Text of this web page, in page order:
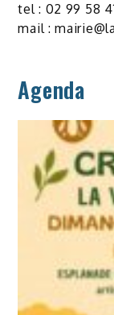
tel : 02 99 58
mail :
Agenda